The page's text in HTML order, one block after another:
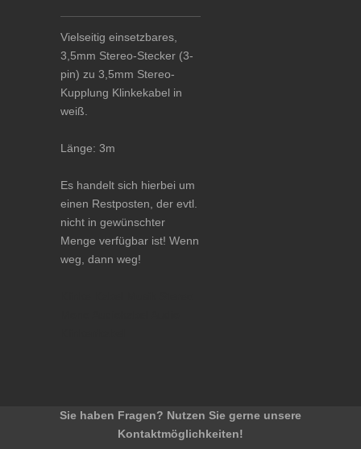
Vielseitig einsetzbares,
3,5mm Stereo-Stecker (3-
pin) zu 3,5mm Stereo-
Kupplung Klinkekabel in
weiß.
Länge: 3m
Es handelt sich hierbei um
einen Restposten, der evtl.
nicht in gewünschter
Menge verfügbar ist! Wenn
weg, dann weg!
Sie haben Fragen? Nutzen Sie gerne unsere
Kontaktmöglichkeiten!